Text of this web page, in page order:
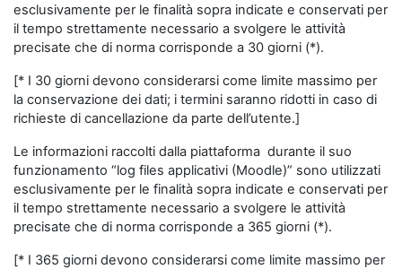
esclusivamente per le finalità sopra indicate e conservati per
il tempo strettamente necessario a svolgere le attività
precisate che di norma corrisponde a 30 giorni (*).
[* I 30 giorni devono considerarsi come limite massimo per
la conservazione dei dati; i termini saranno ridotti in caso di
richieste di cancellazione da parte dell’utente.]
Le informazioni raccolti dalla piattaforma durante il suo
funzionamento “log files applicativi (Moodle)” sono utilizzati
esclusivamente per le finalità sopra indicate e conservati per
il tempo strettamente necessario a svolgere le attività
precisate che di norma corrisponde a 365 giorni (*).
[* I 365 giorni devono considerarsi come limite massimo per